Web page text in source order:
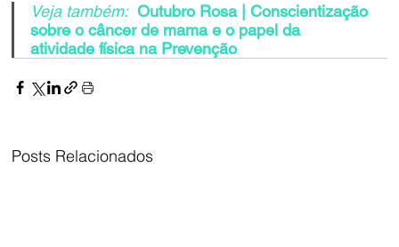
Veja também: Outubro Rosa | Conscientização
sobre o câncer de mama e o papel da
atividade física na Prevenção
Posts Relacionados